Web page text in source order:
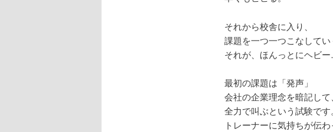
それから校舎に入り、
課題を一つ一つこなしてい
それが、ほんっとにヘビ
最初の課題は「発声」
会社の企業理念を暗記して、
全力で叫ぶという試験です。
トレーナーに気持ちが伝